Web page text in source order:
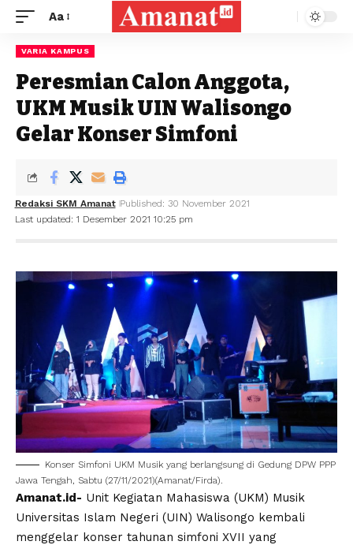
Aa
VARIA KAMPUS
Peresmian Calon Anggota,
UKM Musik UIN Walisongo
Gelar Konser Simfoni
Last updated: 1 Desember 2021 10:25 pm
Redaksi SKM Amanat Published: 30 November 2021
Konser Simfoni UKM Musik yang berlangsung di Gedung DPW PPP
Jawa Tengah, Sabtu (27/11/2021)(Amanat/Firda).
Amanat.id- Unit Kegiatan Mahasiswa (UKM) Musik
Universitas Islam Negeri (UIN) Walisongo kembali
menggelar konser tahunan simfoni XVII yang